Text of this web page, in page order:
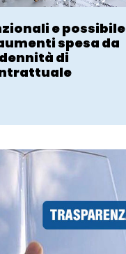
e possibile
spesa da
di